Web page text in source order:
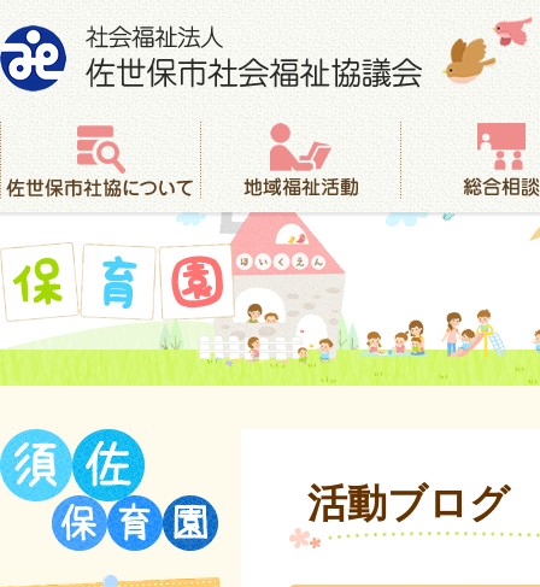
社会福祉法人 佐世保市社会福祉協議会
佐世保市社協について
地域福祉活動 総合相談
活動ブログ